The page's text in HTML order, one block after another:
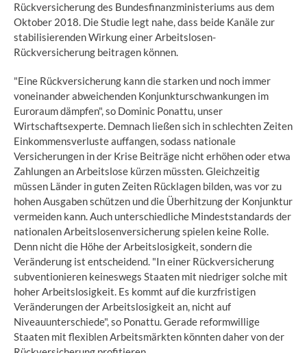
Rückversicherung des Bundesfinanzministeriums aus dem
Oktober 2018. Die Studie legt nahe, dass beide Kanäle zur
stabilisierenden Wirkung einer Arbeitslosen-
Rückversicherung beitragen können.
"Eine Rückversicherung kann die starken und noch immer
voneinander abweichenden Konjunkturschwankungen im
Euroraum dämpfen", so Dominic Ponattu, unser
Wirtschaftsexperte. Demnach ließen sich in schlechten Zeiten
Einkommensverluste auffangen, sodass nationale
Versicherungen in der Krise Beiträge nicht erhöhen oder etwa
Zahlungen an Arbeitslose kürzen müssten. Gleichzeitig
müssen Länder in guten Zeiten Rücklagen bilden, was vor zu
hohen Ausgaben schützen und die Überhitzung der Konjunktur
vermeiden kann. Auch unterschiedliche Mindeststandards der
nationalen Arbeitslosenversicherung spielen keine Rolle.
Denn nicht die Höhe der Arbeitslosigkeit, sondern die
Veränderung ist entscheidend. "In einer Rückversicherung
subventionieren keineswegs Staaten mit niedriger solche mit
hoher Arbeitslosigkeit. Es kommt auf die kurzfristigen
Veränderungen der Arbeitslosigkeit an, nicht auf
Niveauunterschiede", so Ponattu. Gerade reformwillige
Staaten mit flexiblen Arbeitsmärkten könnten daher von der